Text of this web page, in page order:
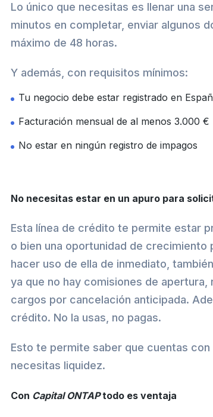
Lo único que necesitas es llenar una
minutos en completar, enviar algunos
máximo de 48 horas.
Y además, con requisitos mínimos:
Tu negocio debe estar registrado en
Facturación mensual de al menos 3.000 €
No estar en ningún registro de impagos
No necesitas estar en un apuro para
Esta línea de crédito te permite estar
o bien una oportunidad de crecimiento
hacer uso de ella de inmediato,
ya que no hay comisiones de
cargos por cancelación anticipada.
crédito. No la usas, no pagas.
Esto te permite saber que cuentas
necesitas liquidez.
Con Capital ONTAPtodo es ventaja